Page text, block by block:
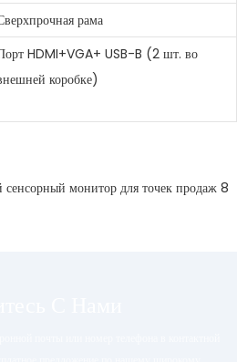
рама
HDMI+VGA+ USB-B (2 шт. во
коробке)